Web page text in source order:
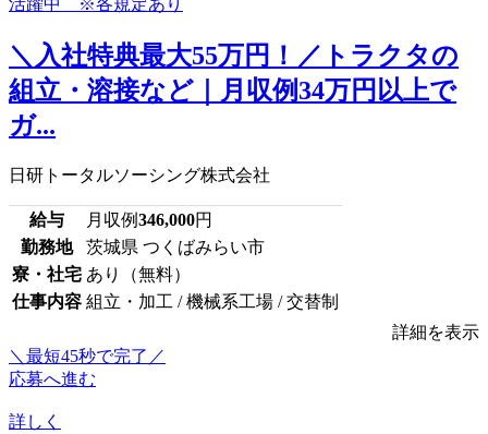
＼入社特典最大55万円！／トラクタの
組立・溶接など｜月収例34万円以上で
ガ...
日研トータルソーシング株式会社
給与 月収例346,000円
勤務地
茨城県 つくばみらい市
寮・社宅 あり（無料）
仕事内容 組立・加工 / 機械系工場 / 交替制
詳細を表示
＼最短45秒で完了／
応募へ進む
詳しく